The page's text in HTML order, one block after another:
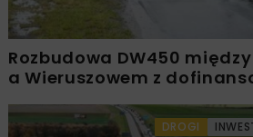
Rozbudowa DW450
a Wieruszowem z
DROGI